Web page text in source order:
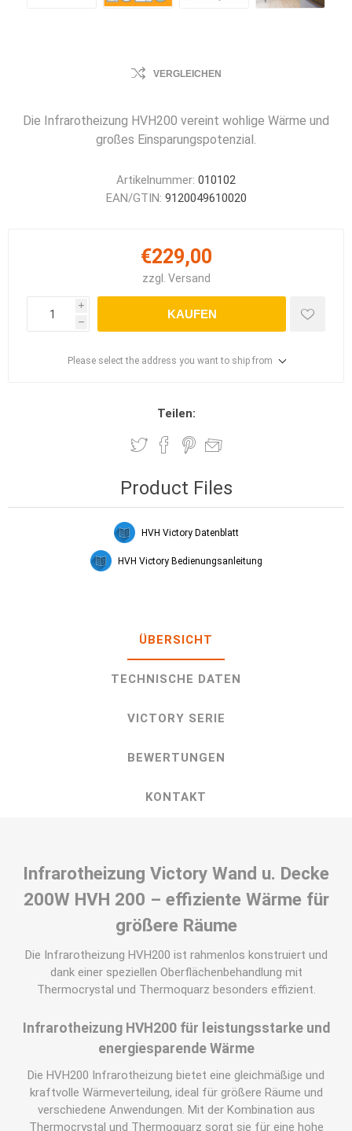
VERGLEICHEN
Die Infrarotheizung HVH200 vereint wohlige Wärme und
großes Einsparungspotenzial.
Artikelnummer: 010102
EAN/GTIN: 9120049610020
€229,00
zzgl. Versand
i
h
KAUFEN
Please select the address you want to ship from
Teilen:
Product Files
HVH Victory Datenblatt
HVH Victory Bedienungsanleitung
ÜBERSICHT
TECHNISCHE DATEN
VICTORY SERIE
BEWERTUNGEN
KONTAKT
Infrarotheizung Victory Wand u. Decke
200W HVH 200 – effiziente Wärme für
größere Räume
Die Infrarotheizung HVH200 ist rahmenlos konstruiert und
dank einer speziellen Oberflächenbehandlung mit
Thermocrystal und Thermoquarz besonders effizient.
Infrarotheizung HVH200 für leistungsstarke und
energiesparende Wärme
Die HVH200 Infrarotheizung bietet eine gleichmäßige und
kraftvolle Wärmeverteilung, ideal für größere Räume und
verschiedene Anwendungen. Mit der Kombination aus
Thermocrystal und Thermoquarz sorgt sie für eine hohe